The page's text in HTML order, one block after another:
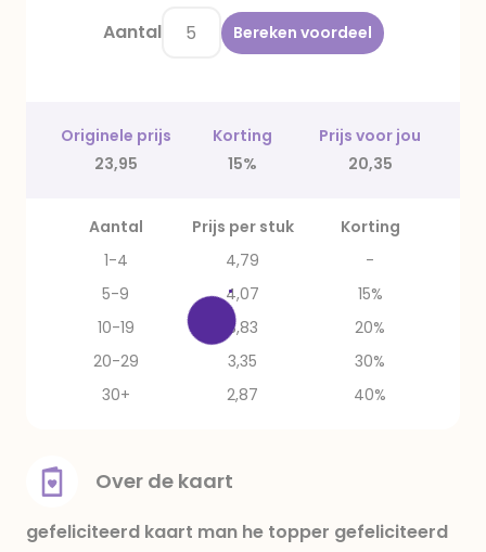
Aantal Bereken voordeel
Originele prijs Korting
Prijs voor jou
23,95
15% 20,35
Aantal Prijs per stuk
Korting
1-4
4,79
-
5-9
4,07
15%
10-19
3,83
20%
20-29
3,35
30%
30+
2,87 40%
Over de kaart
gefeliciteerd kaart man he topper gefeliciteerd